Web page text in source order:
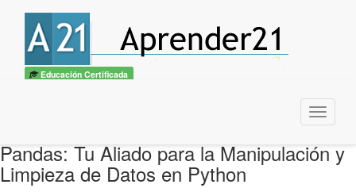
Educación Certificada
Menu
Pandas: Tu Aliado para la Manipulación y
Limpieza de Datos en Python